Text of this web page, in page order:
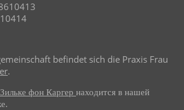
befindet sich die Praxis Frau
.
фон Каргер находится в нашей